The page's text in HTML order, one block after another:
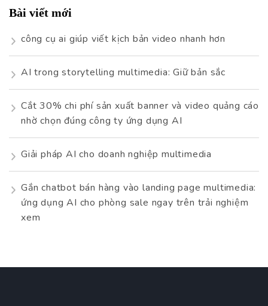
Bài viết mới
công cụ ai giúp viết kịch bản video nhanh hơn
AI trong storytelling multimedia: Giữ bản sắc
Cắt 30% chi phí sản xuất banner và video quảng cáo
nhờ chọn đúng công ty ứng dụng AI
Giải pháp AI cho doanh nghiệp multimedia
Gắn chatbot bán hàng vào landing page multimedia:
ứng dụng AI cho phòng sale ngay trên trải nghiệm
xem